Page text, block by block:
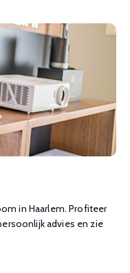
in Haarlem. Profiteer
advies en zie